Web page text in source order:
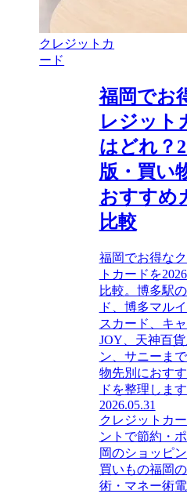
クレジットカ
ード
福岡でお
レジット
はどれ？
版・買い
おすすめ
比較
福岡でお得な
トカードを
比較。博多駅
ド、博多マル
スカード、キ
JOY、天神百
ン、サニーま
物先別におす
ドを整理します
2026.05.31
クレジットカ
ントで節約・
岡のショッピ
買いもの福岡
術・マネー術